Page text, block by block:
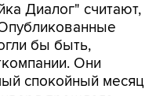
Диалог" считают,
бы быть,
Они
спокойный месяц